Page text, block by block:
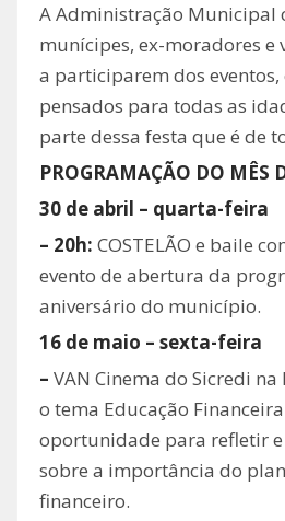
A Administração Municipal
munícipes, ex-moradores e
a participarem dos
pensados para todas as
parte dessa festa que é de
PROGRAMAÇÃO DO MÊS
30 de abril – quarta-feira
– 20h: COSTELÃO e baile
evento de abertura da
aniversário do município.
16 de maio – sexta-feira
– VAN Cinema do Sicredi na
o tema Educação
oportunidade para refletir
sobre a importância do
financeiro.